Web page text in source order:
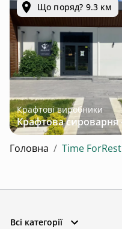
Що поряд? 9.3 км
Крафтові виробники
Головна / Time ForRest
Всі категорії